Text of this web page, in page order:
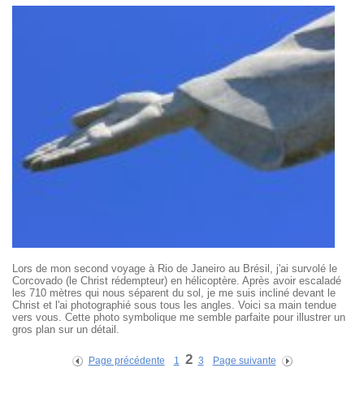
Lors de mon second voyage à Rio de Janeiro au Brésil, j'ai survolé le
Corcovado (le Christ rédempteur) en hélicoptère. Après avoir escaladé
les 710 mètres qui nous séparent du sol, je me suis incliné devant le
Christ et l'ai photographié sous tous les angles. Voici sa main tendue
vers vous. Cette photo symbolique me semble parfaite pour illustrer un
gros plan sur un détail.
Page précédente 1 2 3 Page suivante